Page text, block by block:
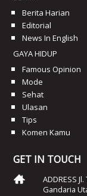
Berita Harian
Editorial
News In English
GAYA HIDUP
Famous Opinion
Mode
Sehat
Ulasan
Tips
Komen Kamu
GET IN TOUCH
ADDRESS
Gandaria